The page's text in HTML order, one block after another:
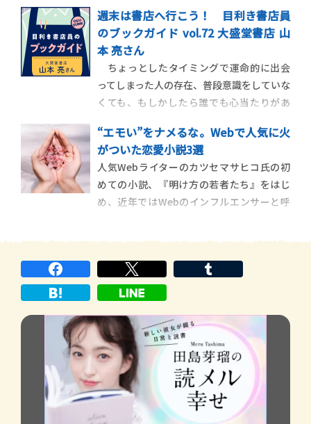
現地に向か
もうこの季節がやってきたのかと、晴れた日
に目を擦りながら思いました。物心ついた
時から花粉症だったのでそれが当たり前の
生活だけど、もしなっていなかったらどんな
春や秋を過
週末は書店へ行こう！ 目利き書店員
のブックガイド vol.72 大盛堂書店 山
本 亮さん
ちょっとしたタイミングで運命的に出会
ってしまった人の存在、普段意識をしていな
くても、もしかしたら誰でも心当たりがあ
て掛け替えのない人、もしくは自分にとっ
て都合の良い人、羅針盤のようにこれから
の生き方を示してくれる人。色々いるだろ
うけど、その人が自分の大切な心の中へ踏
み込んできたと
“エモい”をナメるな。Webで人気に火
がついた恋愛小説3選
人気Webライターのカツセマサヒコ氏の初
めての小説、『明け方の若者たち』をはじ
め、近年ではWebのインフルエンサーと呼
説をご紹介します。 近年、SNS上でフォロ
ワーを多く抱えるインフ […]